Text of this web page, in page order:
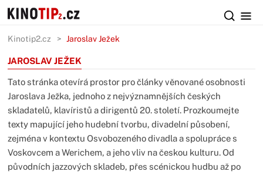
Kinotip2.cz Jaroslav Ježek
JAROSLAV JEŽEK
Tato stránka otevírá prostor pro články věnované osobnosti
Jaroslava Ježka, jednoho z nejvýznamnějších českých
skladatelů, klavíristů a dirigentů 20. století. Prozkoumejte
texty mapující jeho hudební tvorbu, divadelní působení,
zejména v kontextu Osvobozeného divadla a spolupráce s
Voskovcem a Werichem, a jeho vliv na českou kulturu. Od
původních jazzových skladeb, přes scénickou hudbu až po